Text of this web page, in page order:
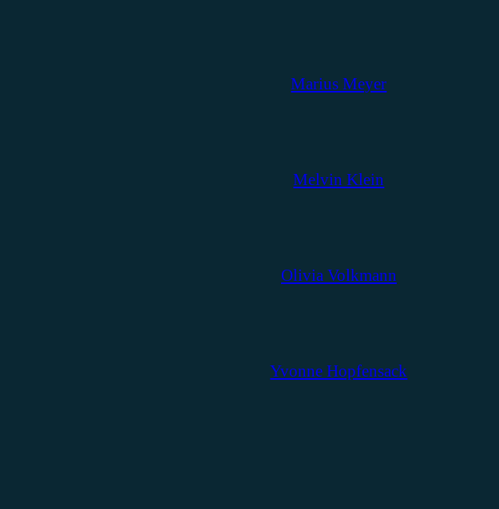
Marius Meyer
Melvin Klein
Olivia Volkmann
Yvonne Hopfensack